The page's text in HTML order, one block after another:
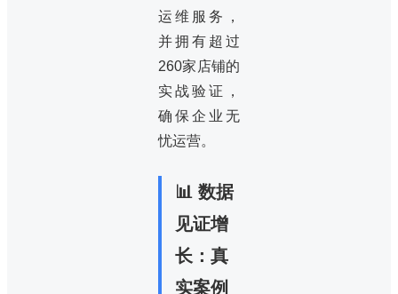
运维服务，
并拥有超过
260家店铺的
实战验证，
确保企业无
忧运营。
📊 数据
见证增
长：真
实案例